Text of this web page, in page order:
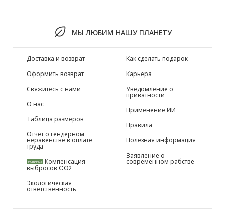
МЫ ЛЮБИМ НАШУ ПЛАНЕТУ
Доставка и возврат
Оформить возврат
Свяжитесь с нами
О нас
Таблица размеров
Отчет о гендерном
неравенстве в оплате
труда
НОВИНКИ Компенсация
выбросов CO2
Экологическая
ответственность
Как сделать подарок
Карьера
Уведомление о
приватности
Применение ИИ
Правила
Полезная информация
Заявление о
современном рабстве